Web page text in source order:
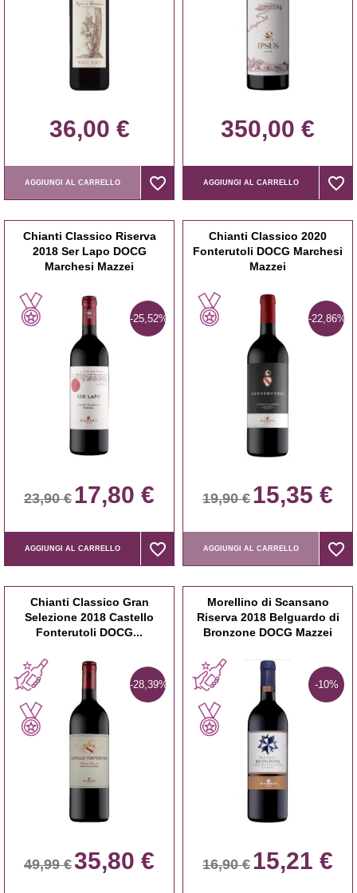
36,00 €
AGGIUNGI AL CARRELLO favorite_border
favorite_border
350,00 €
AGGIUNGI AL CARRELLO favorite_border
favorite_border
Chianti Classico Riserva
2018 Ser Lapo DOCG
Marchesi Mazzei
-25,52%
23,90 € 17,80 €
AGGIUNGI AL CARRELLO favorite_border
favorite_border
Chianti Classico 2020
Fonterutoli DOCG Marchesi
Mazzei
-22,86%
19,90 € 15,35 €
AGGIUNGI AL CARRELLO favorite_border
favorite_border
Chianti Classico Gran
Selezione 2018 Castello
Fonterutoli DOCG...
-28,39%
49,99 €35,80 €
Morellino di Scansano
Riserva 2018 Belguardo di
Bronzone DOCG Mazzei
-10%
16,90 € 15,21 €